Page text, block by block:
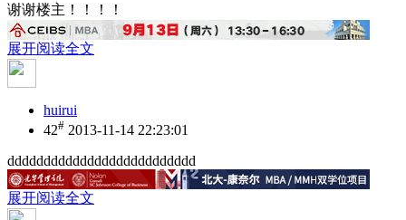
谢谢楼主！！！！
展开阅读全文
huirui
42# 2013-11-14 22:23:01
dddddddddddddddddddddddddd
展开阅读全文